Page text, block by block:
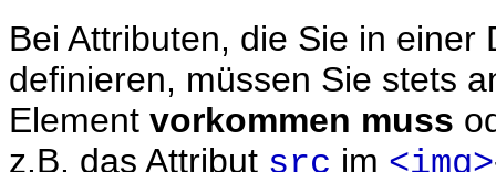
Bei Attributen, die Sie in einer
definieren, müssen Sie stets
Element vorkommen muss
z.B. das Attribut
im